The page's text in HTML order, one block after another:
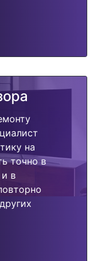
на
точно в
в